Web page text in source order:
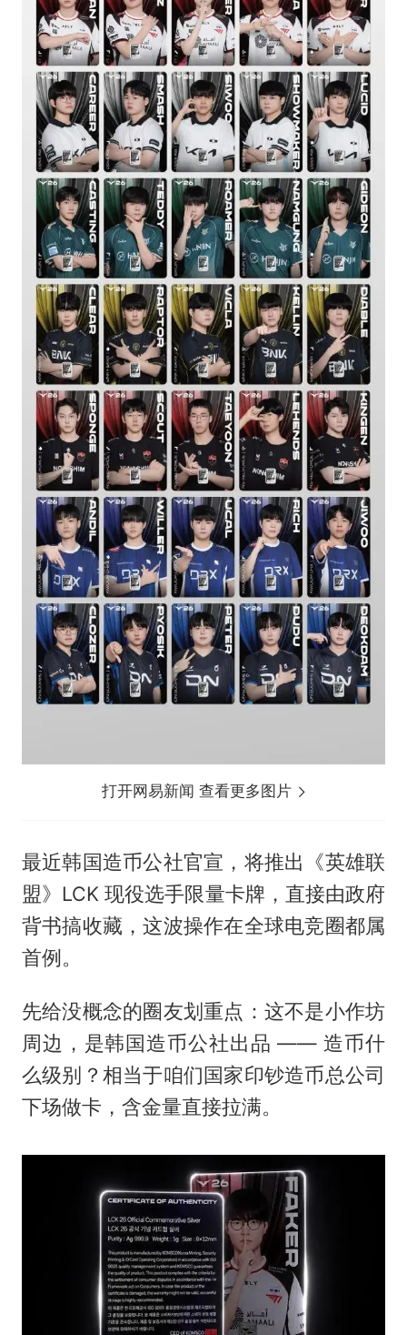
打开网易新闻 查看更多图片
最近韩国造币公社官宣，将推出《英雄联
盟》LCK 现役选手限量卡牌，直接由政府
背书搞收藏，这波操作在全球电竞圈都属
首例。
先给没概念的圈友划重点：这不是小作坊
周边，是韩国造币公社出品 —— 造币什
么级别？相当于咱们国家印钞造币总公司
下场做卡，含金量直接拉满。